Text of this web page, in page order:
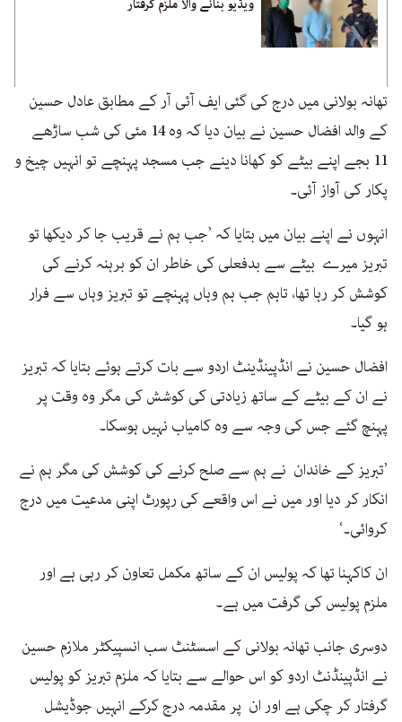
ویڈیو بنانے والا ملزم گرفتار
تھانہ بولانی میں درج کی گئی ایف آئی آر کے مطابق عادل حسین
کے والد افضال حسین نے بیان دیا کہ وہ 14 مئی کی شب ساڑھے
11 بجے اپنے بیٹے کو کھانا دینے جب مسجد پہنچے تو انہیں چیخ و
پکار کی آواز آئی۔
انہوں نے اپنے بیان میں بتایا کہ ’جب ہم نے قریب جا کر دیکھا تو
تبریز میرے بیٹے سے بدفعلی کی خاطر ان کو برہنہ کرنے کی
کوشش کر رہا تھا، تاہم جب ہم وہاں پہنچے تو تبریز وہاں سے فرار
ہو گیا۔
افضال حسین نے انڈپینڈینٹ اردو سے بات کرتے ہوئے بتایا کہ تبریز
نے ان کے بیٹے کے ساتھ زیادتی کی کوشش کی مگر وہ وقت پر
پہنچ گئے جس کی وجہ سے وہ کامیاب نہیں ہوسکا۔
’تبریز کے خاندان نے ہم سے صلح کرنے کی کوشش کی مگر ہم نے
انکار کر دیا اور میں نے اس واقعے کی رپورٹ اپنی مدعیت میں درج
کروائی۔‘
ان کاکہنا تھا کہ پولیس ان کے ساتھ مکمل تعاون کر رہی ہے اور
ملزم پولیس کی گرفت میں ہے۔
دوسری جانب تھانہ بولانی کے اسسٹنٹ سب انسپیکٹر ملازم حسین
نے انڈپینڈنٹ اردو کو اس حوالے سے بتایا کہ ملزم تبریز کو پولیس
گرفتار کر چکی ہے اور ان پر مقدمہ درج کرکے انہیں جوڈیشل